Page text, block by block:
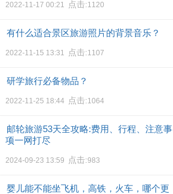
2022-11-17 00:21 点击:1120
有什么适合景区旅游照片的背景音乐？
2022-11-15 13:31 点击:1107
研学旅行必备物品？
2022-11-25 18:44 点击:1064
邮轮旅游53天全攻略:费用、行程、注意事
项一网打尽
2024-09-23 13:59 点击:983
婴儿能不能坐飞机，高铁，火车，哪个更